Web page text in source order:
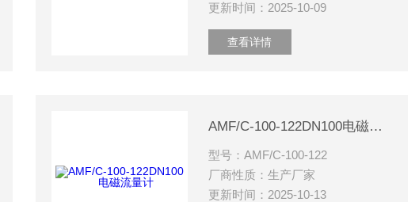
更新时间：2025-10-09
查看详情
AMF/C-100-122DN100电磁流量计
型号：AMF/C-100-122
厂商性质：生产厂家
更新时间：2025-10-13